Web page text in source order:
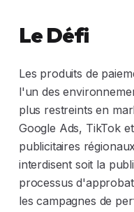
Le Défi
Les produits de
l'un des
plus restreints en
Google Ads, TikTok
publicitaires
interdisent soit la
processus
les campagnes de